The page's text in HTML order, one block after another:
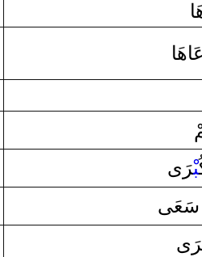
‍بْ‍رَ ‌ى
سَعَى
رَ ‌ى